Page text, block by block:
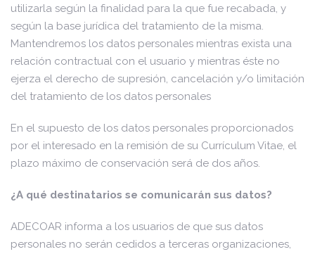
utilizarla según la finalidad para la que fue recabada, y
según la base jurídica del tratamiento de la misma.
Mantendremos los datos personales mientras exista una
relación contractual con el usuario y mientras éste no
ejerza el derecho de supresión, cancelación y/o limitación
del tratamiento de los datos personales
En el supuesto de los datos personales proporcionados
por el interesado en la remisión de su Currículum Vitae, el
plazo máximo de conservación será de dos años.
¿A qué destinatarios se comunicarán sus datos?
ADECOAR informa a los usuarios de que sus datos
personales no serán cedidos a terceras organizaciones,